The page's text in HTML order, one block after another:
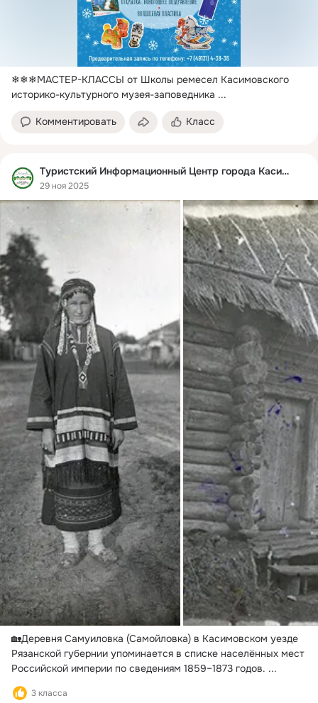
❄❄❄МАСТЕР-КЛАССЫ от Школы ремесел Касимовского
историко-культурного музея-заповедника ...
Комментировать Класс
Туристский Информационный Центр города Касимова
29 ноя 2025
🏡Деревня Самуиловка (Самойловка) в Касимовском уезде
Рязанской губернии упоминается в списке населённых мест
Российской империи по сведениям 1859–1873 годов. ...
3 класса